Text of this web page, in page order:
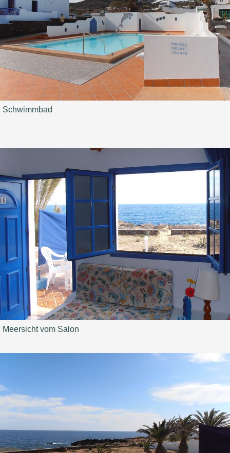
Schwimmbad
Meersicht vom Salon